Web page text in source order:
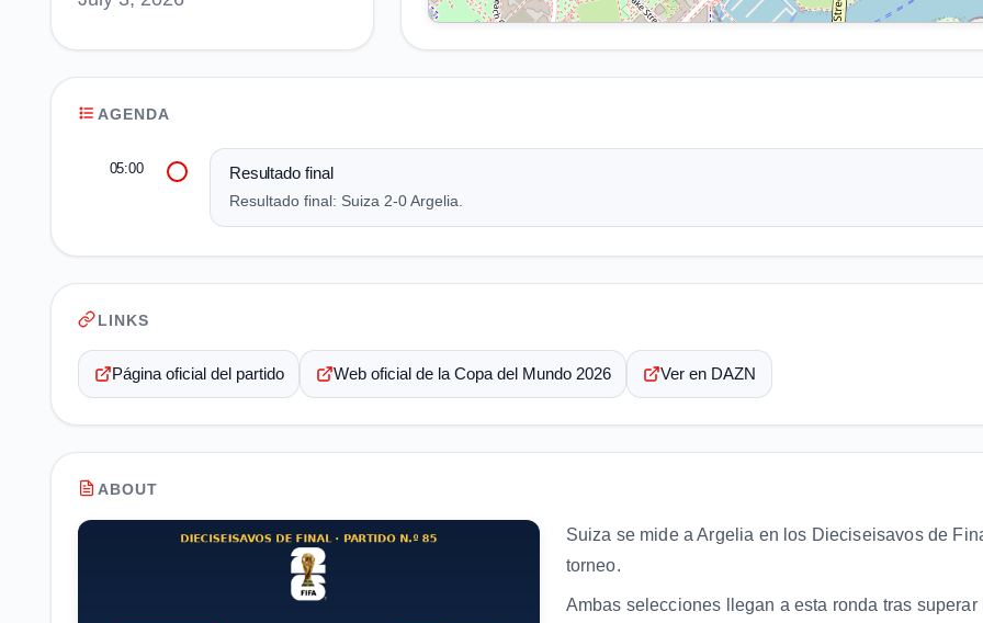
AGENDA
05:00 Resultado final
Resultado final: Suiza 2-0 Argelia.
LINKS
Página oficial del partido Web oficial de la Copa del Mundo 2026 Ver en DAZN
ABOUT
Suiza se mide a Argelia en los Dieciseisavos de
torneo.
Ambas selecciones llegan a esta ronda tras